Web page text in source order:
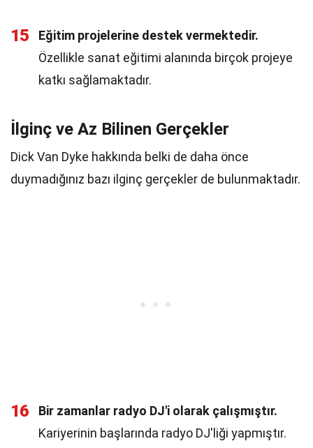
15
Eğitim projelerine destek vermektedir.
Özellikle sanat eğitimi alanında birçok projeye
katkı sağlamaktadır.
İlginç ve Az Bilinen Gerçekler
Dick Van Dyke hakkında belki de daha önce
duymadığınız bazı ilginç gerçekler de bulunmaktadır.
16
Bir zamanlar radyo DJ'i olarak çalışmıştır.
Kariyerinin başlarında radyo DJ'liği yapmıştır.